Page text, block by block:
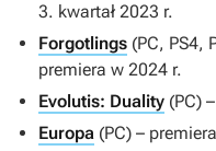
3. kwartał 2023 r.
Forgotlings (PC, PS4,
premiera w 2024 r.
Evolutis: Duality (PC)
Europa (PC) –